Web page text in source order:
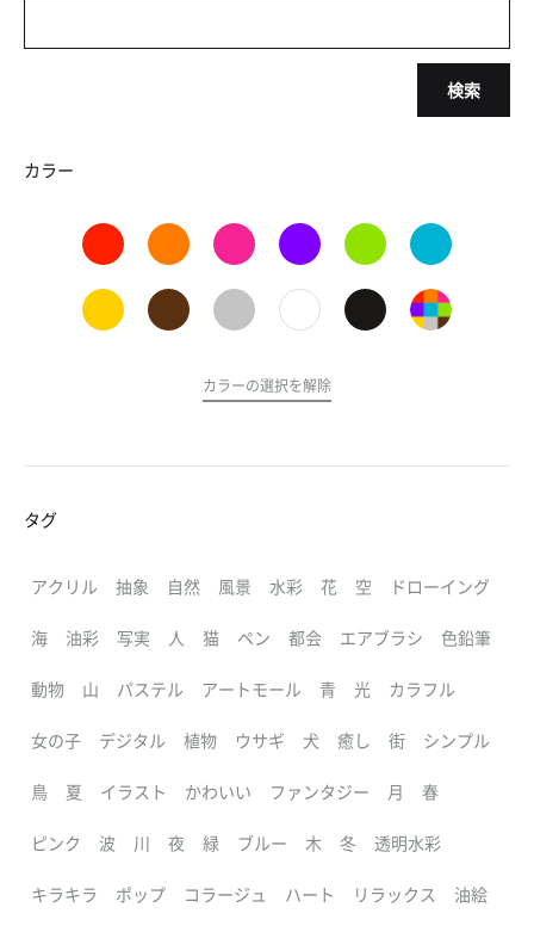
検索
カラー
カラーの選択を解除
タグ
アクリル 抽象 自然 風景 水彩 花 空 ドローイング
海 油彩 写実 人 猫 ペン 都会 エアブラシ 色鉛筆
動物 山 パステル アートモール 青 光 カラフル
女の子 デジタル 植物 ウサギ 犬 癒し 街 シンプル
鳥 夏 イラスト かわいい ファンタジー 月 春
ピンク 波 川 夜 緑 ブルー 木 冬 透明水彩
キラキラ ポップ コラージュ ハート リラックス 油絵